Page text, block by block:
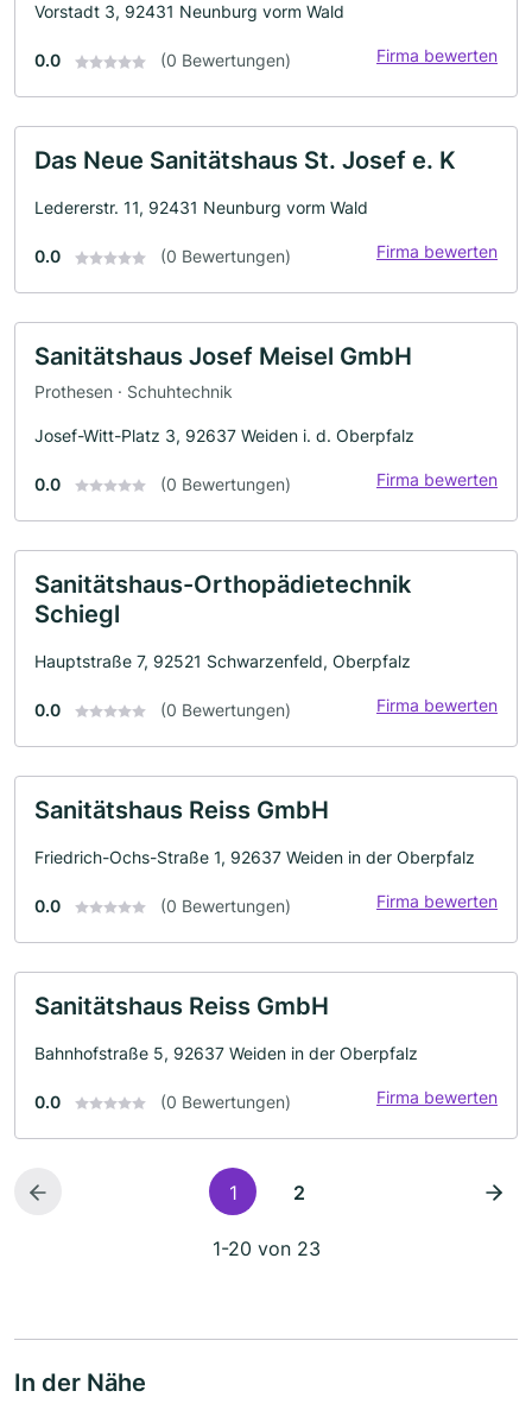
Vorstadt 3, 92431 Neunburg vorm Wald
0.0 (0 Bewertungen) Firma bewerten
Das Neue Sanitätshaus St. Josef e. K
Ledererstr. 11, 92431 Neunburg vorm Wald
0.0 (0 Bewertungen) Firma bewerten
Sanitätshaus Josef Meisel GmbH
Prothesen · Schuhtechnik
Josef-Witt-Platz 3, 92637 Weiden i. d. Oberpfalz
0.0 (0 Bewertungen) Firma bewerten
Sanitätshaus-Orthopädietechnik
Schiegl
Hauptstraße 7, 92521 Schwarzenfeld, Oberpfalz
0.0 (0 Bewertungen) Firma bewerten
Sanitätshaus Reiss GmbH
Friedrich-Ochs-Straße 1, 92637 Weiden in der Oberpfalz
0.0 (0 Bewertungen) Firma bewerten
Sanitätshaus Reiss GmbH
Bahnhofstraße 5, 92637 Weiden in der Oberpfalz
0.0 (0 Bewertungen) Firma bewerten
1 2
1-20 von 23
In der Nähe